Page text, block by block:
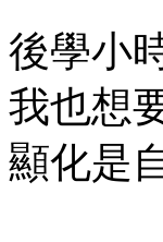
後學小
我也想
顯化是